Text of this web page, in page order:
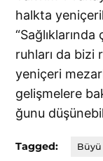
halkta
ruhları da bizi
yeniçeri
gelişmelere
ğunu
Tagged: Büyü